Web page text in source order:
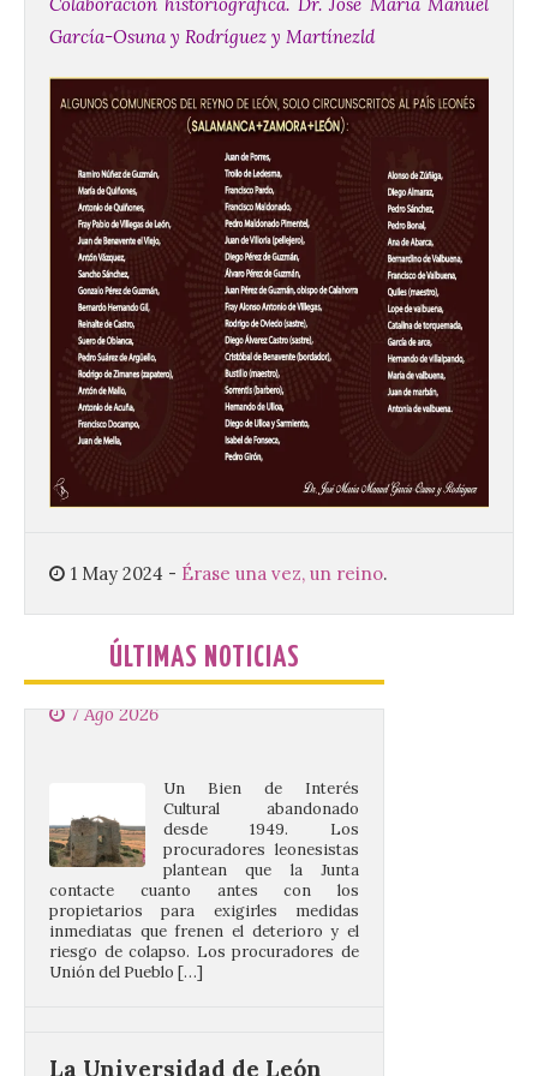
García-Osuna y Rodríguez y Martínezld
1 May 2024 - Érase una vez, un reino.
ÚLTIMAS NOTICIAS
La decimoctava fotografía
de León de…viaje nos llega
desde la sede del
Parlamento Europeo en
Estrasburgo.
7 Ago 2026
Nueva edición de León
de…viaje. Una iniciativa
organizado por la sección
juvenil de la Asociación
Enróllate, la Asociación
Conceyu País Llionés y el Diario de
Turismo, Ocio e Información para
jóvenes “Enredando.info”. . La
decimoctava fotografía de León de…viaje
nos […]
UPL insta a la Junta a
castillo del Asmesnal, un
BIC en estado de ruina
plantean que la Junta
contacte cuanto antes con los
propietarios para exigirles medidas
inmediatas que frenen el deterioro y el
riesgo de colapso. Los procuradores de
Unión del Pueblo […]
La Universidad de León
del eclipse solar que